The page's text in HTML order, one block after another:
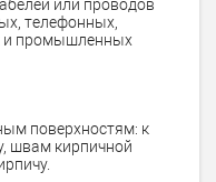
или проводов
телефонных,
и промышленных
поверхностям: к
швам кирпичной